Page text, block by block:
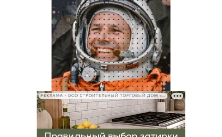
РЕКЛАМА • ООО СТРОИТЕЛЬНЫЙ ТОРГОВЫЙ ДОМ «ПЕТРОВИЧ», ИНН 7802348846